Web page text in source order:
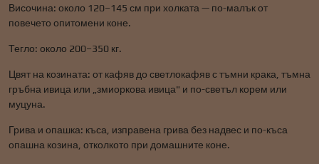
Височина: около 120–145 см при холката — по-малък от
повечето опитомени коне.
Тегло: около 200–350 кг.
Цвят на козината: от кафяв до светлокафяв с тъмни крака, тъмна
гръбна ивица или „змиоркова ивица" и по-светъл корем или
муцуна.
Грива и опашка: къса, изправена грива без надвес и по-къса
опашна козина, отколкото при домашните коне.